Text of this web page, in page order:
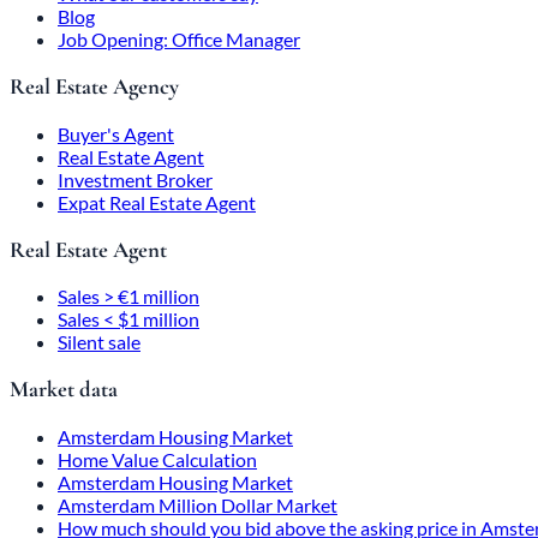
Blog
Job Opening: Office Manager
Real Estate Agency
Buyer's Agent
Real Estate Agent
Investment Broker
Expat Real Estate Agent
Real Estate Agent
Sales > €1 million
Sales < $1 million
Silent sale
Market data
Amsterdam Housing Market
Home Value Calculation
Amsterdam Housing Market
Amsterdam Million Dollar Market
How much should you bid above the asking price in